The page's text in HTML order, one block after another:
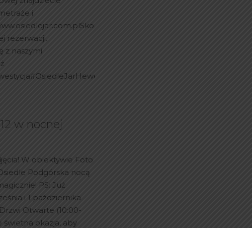
i
rezerwacji.
z naszymi
w nocnej
W obiektywie Foto
Podgórska nocą
PS: Już
i 1 października
Otwarte (10:00-
świetna okazja, aby